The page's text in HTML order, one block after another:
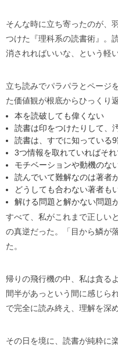
そんな時に立ち寄ったのが、
つけた『理科系の読書術』。
消されればいいな、という軽
立ち読みでパラパラとページ
た価値観が根底からひっくり返
本を読破しても偉くない
読書は印をつけたりして、
読書は、すでに知っている
3つ情報を取れていればそ
モチベーションや動機のな
読んでいて難解なのは著者
どうしても合わない著者も
解ける問題と解かない問題
すべて、私がこれまで正しい
の真逆だった。「目から鱗が
た。
帰りの飛行機の中、私は貪る
間半があっという間に感じら
で完全に読み終え、理解を深
その日を境に、読書が純粋に